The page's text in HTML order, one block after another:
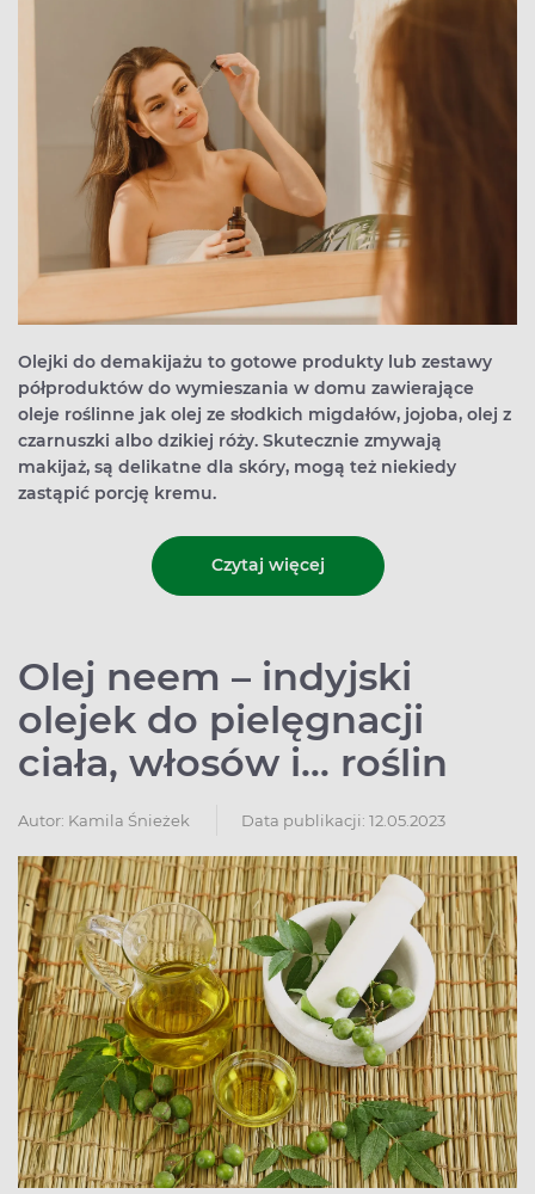
Olejki do demakijażu to gotowe produkty lub zestawy
półproduktów do wymieszania w domu zawierające
oleje roślinne jak olej ze słodkich migdałów, jojoba, olej z
czarnuszki albo dzikiej róży. Skutecznie zmywają
makijaż, są delikatne dla skóry, mogą też niekiedy
zastąpić porcję kremu.
Czytaj więcej
Olej neem – indyjski
olejek do pielęgnacji
ciała, włosów i… roślin
Autor: Kamila Śnieżek Data publikacji: 12.05.2023